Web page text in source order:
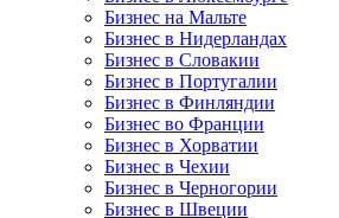
Бизнес на Мальте
Бизнес в Нидерландах
Бизнес в Словакии
Бизнес в Португалии
Бизнес в Финляндии
Бизнес во Франции
Бизнес в Хорватии
Бизнес в Чехии
Бизнес в Черногории
Бизнес в Швеции